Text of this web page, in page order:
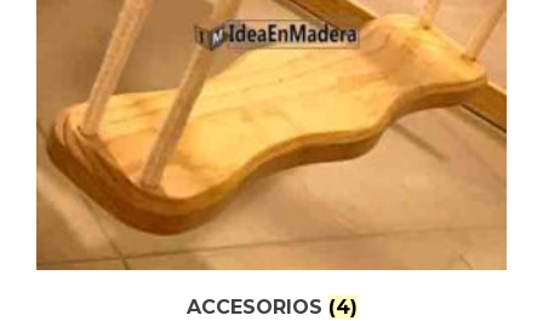
ACCESORIOS (4)